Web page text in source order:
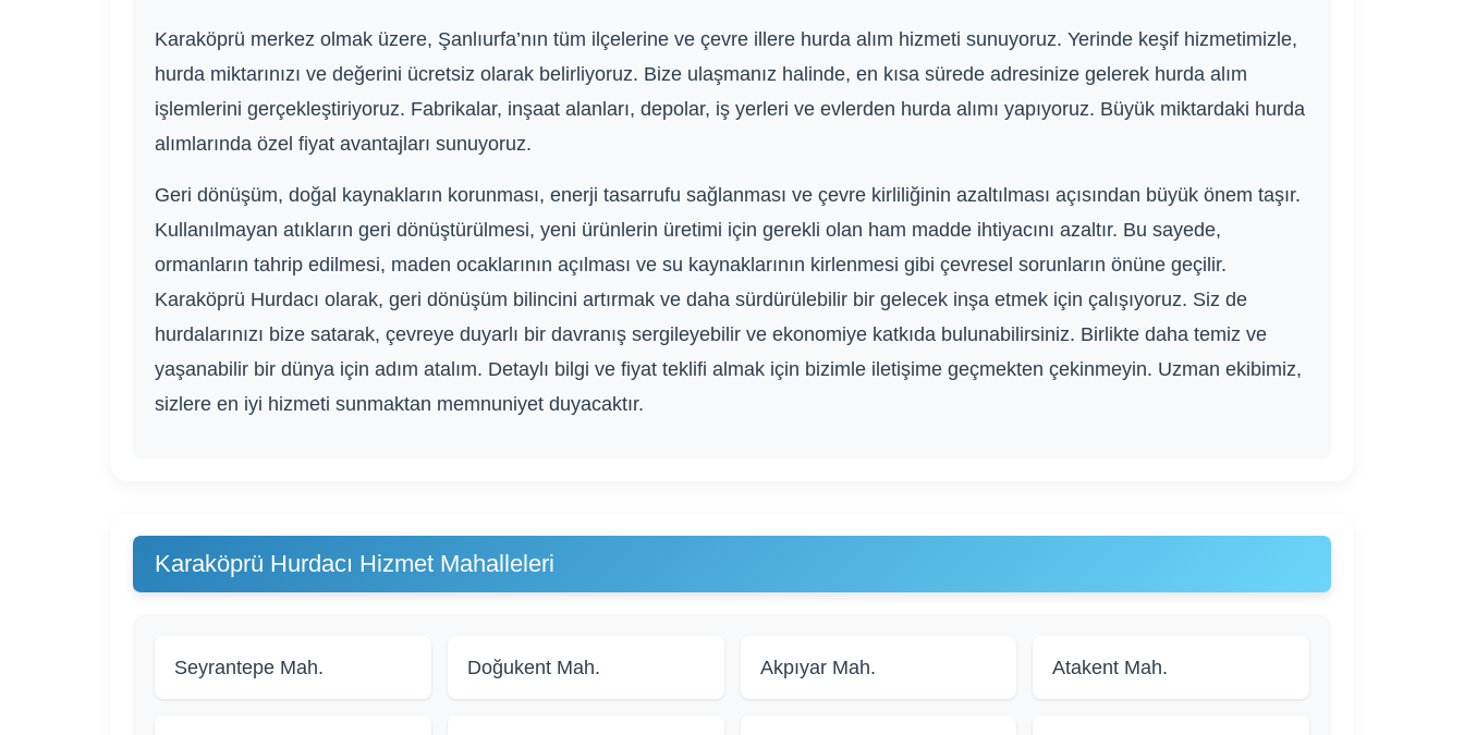
Karaköprü merkez olmak üzere, Şanlıurfa’nın tüm ilçelerine ve çevre illere hurda alım hizmeti sunuyoruz. Yerinde keşif hizmetimizle,
hurda miktarınızı ve değerini ücretsiz olarak belirliyoruz. Bize ulaşmanız halinde, en kısa sürede adresinize gelerek hurda alım
işlemlerini gerçekleştiriyoruz. Fabrikalar, inşaat alanları, depolar, iş yerleri ve evlerden hurda alımı yapıyoruz. Büyük miktardaki hurda
alımlarında özel fiyat avantajları sunuyoruz.
Geri dönüşüm, doğal kaynakların korunması, enerji tasarrufu sağlanması ve çevre kirliliğinin azaltılması açısından büyük önem taşır.
Kullanılmayan atıkların geri dönüştürülmesi, yeni ürünlerin üretimi için gerekli olan ham madde ihtiyacını azaltır. Bu sayede,
ormanların tahrip edilmesi, maden ocaklarının açılması ve su kaynaklarının kirlenmesi gibi çevresel sorunların önüne geçilir.
Karaköprü Hurdacı olarak, geri dönüşüm bilincini artırmak ve daha sürdürülebilir bir gelecek inşa etmek için çalışıyoruz. Siz de
hurdalarınızı bize satarak, çevreye duyarlı bir davranış sergileyebilir ve ekonomiye katkıda bulunabilirsiniz. Birlikte daha temiz ve
yaşanabilir bir dünya için adım atalım. Detaylı bilgi ve fiyat teklifi almak için bizimle iletişime geçmekten çekinmeyin. Uzman ekibimiz,
sizlere en iyi hizmeti sunmaktan memnuniyet duyacaktır.
Karaköprü Hurdacı Hizmet Mahalleleri
Seyrantepe Mah. Doğukent Mah. Akpıyar Mah. Atakent Mah.